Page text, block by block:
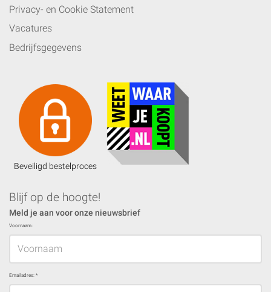
Privacy- en Cookie Statement
Vacatures
Bedrijfsgegevens
Beveiligd bestelproces
Blijf op de hoogte!
Meld je aan voor onze nieuwsbrief
Voornaam:
Emailadres: *